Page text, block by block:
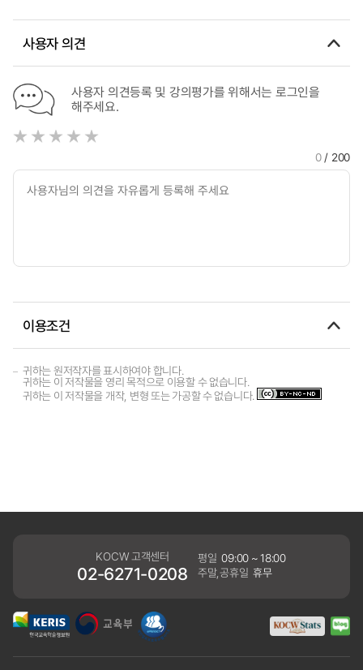
Supreme Court
사용자 의견
사용자 의견등록 및 강의평가를 위해서는 로그인을
해주세요.
0/ 200
이용조건
귀하는 원저작자를 표시하여야 합니다.
귀하는 이 저작물을 영리 목적으로 이용할 수 없습니다.
귀하는 이 저작물을 개작, 변형 또는 가공할 수 없습니다.
KOCW 고객센터
02-6271-0208
평일 09:00 ~ 18:00
주말,공휴일 휴무